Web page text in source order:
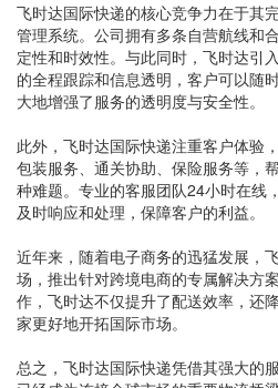
飞时达国际快递的核心竞争力在于其
管理系统。公司拥有多条自营航线和
定性和时效性。与此同时，飞时达引
的全程跟踪和信息透明，客户可以随
大地增强了服务的透明度与安全性。
此外，飞时达国际快递注重客户体验
包装服务、通关协助、保险服务等，
种难题。专业的客服团队24小时在线
及时响应和处理，保障客户的利益。
近年来，随着电子商务的迅猛发展，
场，推出针对跨境电商的专属解决方
作，飞时达不仅提升了配送效率，还
家更好地开拓国际市场。
总之，飞时达国际快递凭借其强大的